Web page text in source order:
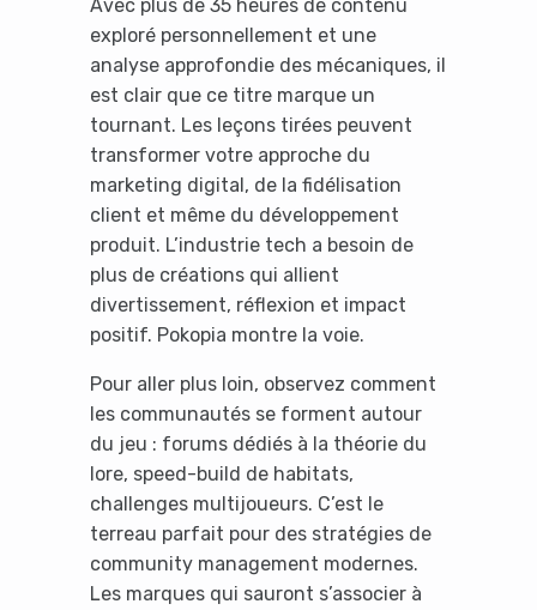
Avec plus de 35 heures de contenu
exploré personnellement et une
analyse approfondie des mécaniques, il
est clair que ce titre marque un
tournant. Les leçons tirées peuvent
transformer votre approche du
marketing digital, de la fidélisation
client et même du développement
produit. L’industrie tech a besoin de
plus de créations qui allient
divertissement, réflexion et impact
positif. Pokopia montre la voie.
Pour aller plus loin, observez comment
les communautés se forment autour
du jeu : forums dédiés à la théorie du
lore, speed-build de habitats,
challenges multijoueurs. C’est le
terreau parfait pour des stratégies de
community management modernes.
Les marques qui sauront s’associer à